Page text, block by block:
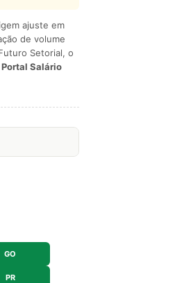
ajuste em
de volume
Setorial, o
Portal Salário
GO
PR